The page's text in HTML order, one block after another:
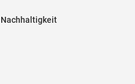
Nachhaltigkeit